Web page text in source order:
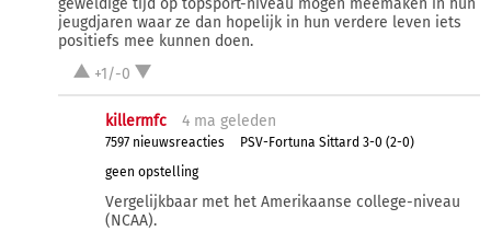
geweldige tijd op topsport-niveau mogen meemaken in hun
jeugdjaren waar ze dan hopelijk in hun verdere leven iets
positiefs mee kunnen doen.
+1/-0
killermfc 4 ma geleden
7597 nieuwsreacties
PSV-Fortuna Sittard 3-0 (2-0)
geen opstelling
Vergelijkbaar met het Amerikaanse college-niveau
(NCAA).